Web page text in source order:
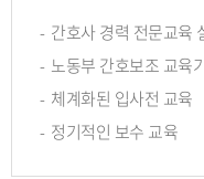
- 간호사 경력 전문교육
- 노동부 간호보조 교육
- 체계화된 입사전 교육
- 정기적인 보수 교육